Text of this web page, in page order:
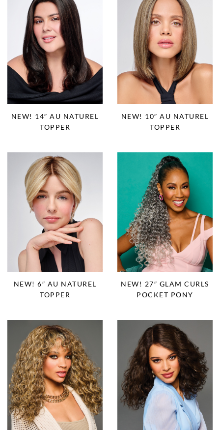
NEW! 14″ AU NATUREL
TOPPER
NEW! 10″ AU NATUREL
TOPPER
NEW! 6″ AU NATUREL
TOPPER
NEW! 27″ GLAM CURLS
POCKET PONY